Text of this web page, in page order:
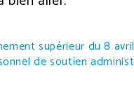
supérieur du 8
de soutien